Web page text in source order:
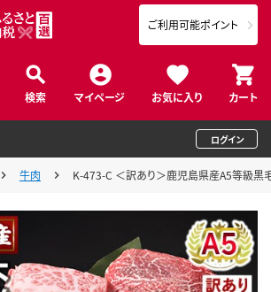
検索 マイページ お気に入り カート
ご利用可能ポイント
ログイン
牛肉 K-473-C ＜訳あり＞鹿児島県産A5等級黒